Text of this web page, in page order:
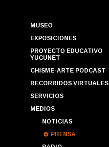
MUSEO
EXPOSICIONES
PROYECTO EDUCATIVO
YUCUNET
CHISME-ARTE PODCAST
RECORRIDOS VIRTUALES
SERVICIOS
MEDIOS
NOTICIAS
PRENSA